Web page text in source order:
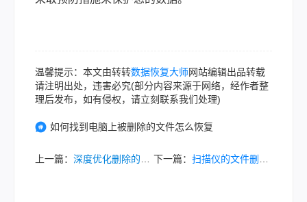
温馨提示：本文由转转数据恢复大师网站编辑出品转载
请注明出处，违害必究(部分内容来源于网络，经作者整
理后发布，如有侵权，请立刻联系我们处理)
如何找到电脑上被删除的文件怎么恢复
上一篇： 深度优化删除的文件怎么恢复？这几个方法收藏起来吧！ 下一篇： 扫描仪的文件删除了怎么恢复？教你10分钟找回误删除的文件！